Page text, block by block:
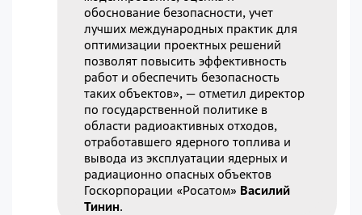
обоснование безопасности, учет
лучших международных практик для
оптимизации проектных решений
позволят повысить эффективность
работ и обеспечить безопасность
таких объектов», — отметил директор
по государственной политике в
области радиоактивных отходов,
отработавшего ядерного топлива и
вывода из эксплуатации ядерных и
радиационно опасных объектов
Госкорпорации «Росатом» Василий
Тинин.